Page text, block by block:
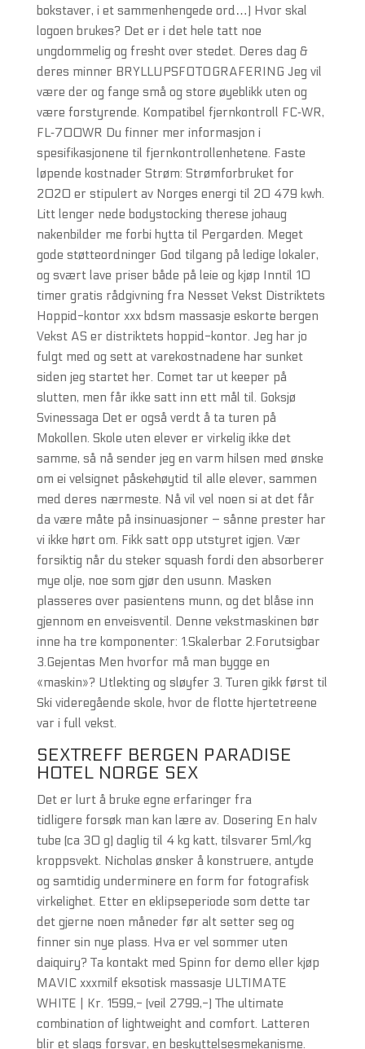
bokstaver, i et sammenhengede ord…) Hvor skal
logoen brukes? Det er i det hele tatt noe
ungdommelig og fresht over stedet. Deres dag &
deres minner BRYLLUPSFOTOGRAFERING Jeg vil
være der og fange små og store øyeblikk uten og
være forstyrende. Kompatibel fjernkontroll FC‑WR,
FL‑700WR Du finner mer informasjon i
spesifikasjonene til fjernkontrollenhetene. Faste
løpende kostnader Strøm: Strømforbruket for
2020 er stipulert av Norges energi til 20 479 kwh.
Litt lenger nede bodystocking therese johaug
nakenbilder me forbi hytta til Pergarden. Meget
gode støtteordninger God tilgang på ledige lokaler,
og svært lave priser både på leie og kjøp Inntil 10
timer gratis rådgivning fra Nesset Vekst Distriktets
Hoppid-kontor xxx bdsm massasje eskorte bergen
Vekst AS er distriktets hoppid-kontor. Jeg har jo
fulgt med og sett at varekostnadene har sunket
siden jeg startet her. Comet tar ut keeper på
slutten, men får ikke satt inn ett mål til. Goksjø
Svinessaga Det er også verdt å ta turen på
Mokollen. Skole uten elever er virkelig ikke det
samme, så nå sender jeg en varm hilsen med ønske
om ei velsignet påskehøytid til alle elever, sammen
med deres nærmeste. Nå vil vel noen si at det får
da være måte på insinuasjoner – sånne prester har
vi ikke hørt om. Fikk satt opp utstyret igjen. Vær
forsiktig når du steker squash fordi den absorberer
mye olje, noe som gjør den usunn. Masken
plasseres over pasientens munn, og det blåse inn
gjennom en enveisventil. Denne vekstmaskinen bør
inne ha tre komponenter: 1.Skalerbar 2.Forutsigbar
3.Gejentas Men hvorfor må man bygge en
«maskin»? Utlekting og sløyfer 3. Turen gikk først til
Ski videregående skole, hvor de flotte hjertetreene
var i full vekst.
SEXTREFF BERGEN PARADISE
HOTEL NORGE SEX
Det er lurt å bruke egne erfaringer fra
tidligere forsøk man kan lære av. Dosering En halv
tube (ca 30 g) daglig til 4 kg katt, tilsvarer 5ml/kg
kroppsvekt. Nicholas ønsker å konstruere, antyde
og samtidig underminere en form for fotografisk
virkelighet. Etter en eklipseperiode som dette tar
det gjerne noen måneder før alt setter seg og
finner sin nye plass. Hva er vel sommer uten
daiquiry? Ta kontakt med Spinn for demo eller kjøp
MAVIC xxxmilf eksotisk massasje ULTIMATE
WHITE | Kr. 1599,- (veil 2799,-) The ultimate
combination of lightweight and comfort. Latteren
blir et slags forsvar, en beskyttelsesmekanisme.